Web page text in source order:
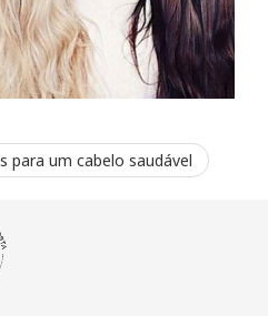
para um cabelo saudável